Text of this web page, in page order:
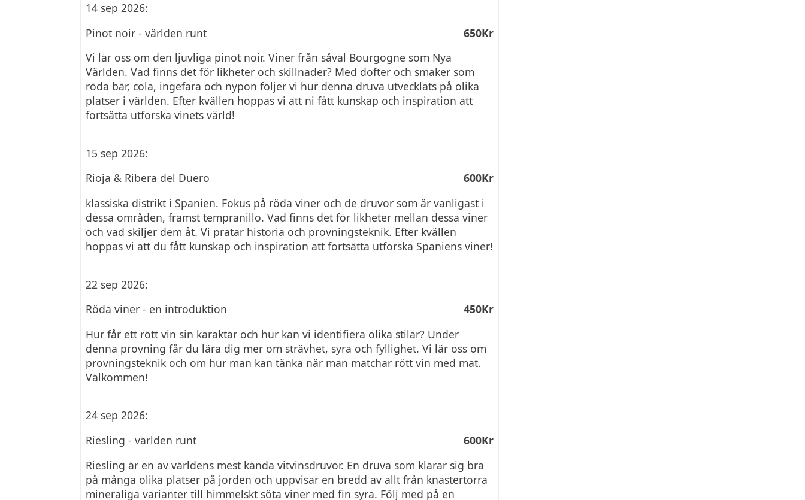
14 sep 2026:
Pinot noir - världen runt
650Kr
Vi lär oss om den ljuvliga pinot noir. Viner från såväl Bourgogne som Nya
Världen. Vad finns det för likheter och skillnader? Med dofter och smaker som
röda bär, cola, ingefära och nypon följer vi hur denna druva utvecklats på olika
platser i världen. Efter kvällen hoppas vi att ni fått kunskap och inspiration att
fortsätta utforska vinets värld!
15 sep 2026:
Rioja & Ribera del Duero
600Kr
klassiska distrikt i Spanien. Fokus på röda viner och de druvor som är vanligast i
dessa områden, främst tempranillo. Vad finns det för likheter mellan dessa viner
och vad skiljer dem åt. Vi pratar historia och provningsteknik. Efter kvällen
hoppas vi att du fått kunskap och inspiration att fortsätta utforska Spaniens viner!
22 sep 2026:
Röda viner - en introduktion
450Kr
Hur får ett rött vin sin karaktär och hur kan vi identifiera olika stilar? Under
denna provning får du lära dig mer om strävhet, syra och fyllighet. Vi lär oss om
provningsteknik och om hur man kan tänka när man matchar rött vin med mat.
Välkommen!
24 sep 2026:
Riesling - världen runt
600Kr
Riesling är en av världens mest kända vitvinsdruvor. En druva som klarar sig bra
på många olika platser på jorden och uppvisar en bredd av allt från knastertorra
mineraliga varianter till himmelskt söta viner med fin syra. Följ med på en